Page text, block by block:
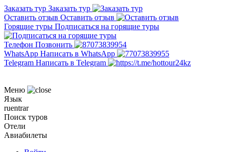
Заказать тур Заказать тур
Оставить отзыв Оставить отзыв
Горящие туры Подписаться на горящие туры
Телефон Позвонить
WhatsApp Написать в WhatsApp
Telegram Написать в Telegram
Меню
Язык
ruentrar
Поиск туров
Отели
Авиабилеты